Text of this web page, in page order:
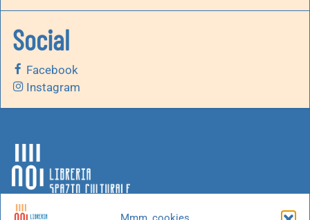
Social
Facebook
Instagram